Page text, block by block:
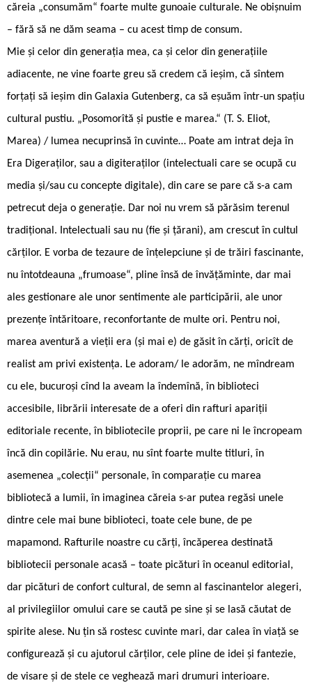
căreia „consumăm“ foarte multe gunoaie culturale. Ne obișnuim
– fără să ne dăm seama – cu acest timp de consum.
Mie și celor din generația mea, ca și celor din generațiile
adiacente, ne vine foarte greu să credem că ieșim, că sîntem
forțați să ieșim din Galaxia Gutenberg, ca să eșuăm într-un spațiu
cultural pustiu. „Posomorîtă și pustie e marea.“ (T. S. Eliot,
Marea) / lumea necuprinsă în cuvinte… Poate am intrat deja în
Era Digeraților, sau a digiteraților (intelectuali care se ocupă cu
media și/sau cu concepte digitale), din care se pare că s-a cam
petrecut deja o generație. Dar noi nu vrem să părăsim terenul
tradițional. Intelectuali sau nu (fie și țărani), am crescut în cultul
cărților. E vorba de tezaure de înțelepciune și de trăiri fascinante,
nu întotdeauna „frumoase“, pline însă de învățăminte, dar mai
ales gestionare ale unor sentimente ale participării, ale unor
prezențe întăritoare, reconfortante de multe ori. Pentru noi,
marea aventură a vieții era (și mai e) de găsit în cărți, oricît de
realist am privi existența. Le adoram/ le adorăm, ne mîndream
cu ele, bucuroși cînd la aveam la îndemînă, în biblioteci
accesibile, librării interesate de a oferi din rafturi apariții
editoriale recente, în bibliotecile proprii, pe care ni le încropeam
încă din copilărie. Nu erau, nu sînt foarte multe titluri, în
asemenea „colecții“ personale, în comparație cu marea
bibliotecă a lumii, în imaginea căreia s-ar putea regăsi unele
dintre cele mai bune biblioteci, toate cele bune, de pe
mapamond. Rafturile noastre cu cărți, încăperea destinată
bibliotecii personale acasă – toate picături în oceanul editorial,
dar picături de confort cultural, de semn al fascinantelor alegeri,
al privilegiilor omului care se caută pe sine și se lasă căutat de
spirite alese. Nu țin să rostesc cuvinte mari, dar calea în viață se
configurează și cu ajutorul cărților, cele pline de idei și fantezie,
de visare și de stele ce veghează mari drumuri interioare.